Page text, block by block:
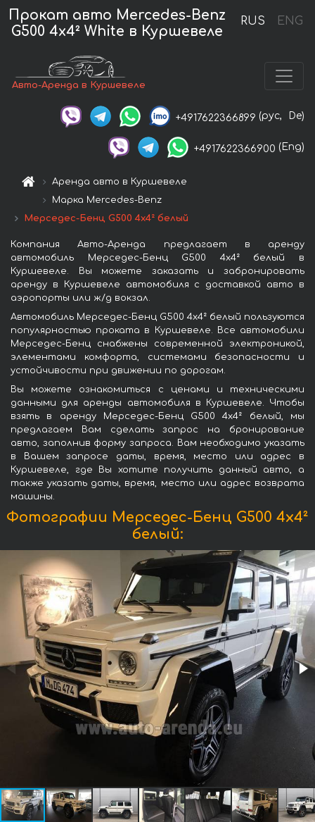
RUS ENG
Прокат авто Mercedes-Benz
G500 4x4² White в Куршевеле
Авто-Аренда в Куршевеле
+4917622366899 (рус, De)
+4917622366900 (Eng)
Аренда авто в Куршевеле
Марка Mercedes-Benz
Мерседес-Бенц G500 4x4² белый
Компания Авто-Аренда предлагает в аренду
автомобиль Мерседес-Бенц G500 4x4² белый в
Куршевеле. Вы можете заказать и забронировать
аренду в Куршевеле автомобиля с доставкой авто в
аэропорты или ж/д вокзал.
Автомобиль Мерседес-Бенц G500 4x4² белый пользуются
популярностью проката в Куршевеле. Все автомобили
Мерседес-Бенц снабжены современной электроникой,
элементами комфорта, системами безопасности и
устойчивости при движении по дорогам.
Вы можете ознакомиться с ценами и техническими
данными для аренды автомобиля в Куршевеле. Чтобы
взять в аренду Мерседес-Бенц G500 4x4² белый, мы
предлагаем Вам сделать запрос на бронирование
авто, заполнив форму запроса. Вам необходимо указать
в Вашем запросе даты, время, место или адрес в
Куршевеле, где Вы хотите получить данный авто, а
также указать даты, время, место или адрес возврата
машины.
Фотографии Мерседес-Бенц G500 4x4²
белый: